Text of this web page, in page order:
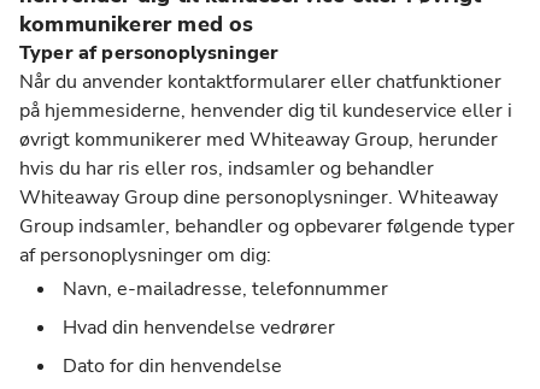
kommunikerer med os
Typer af personoplysninger
Når du anvender kontaktformularer eller chatfunktioner
på hjemmesiderne, henvender dig til kundeservice eller i
øvrigt kommunikerer med Whiteaway Group, herunder
hvis du har ris eller ros, indsamler og behandler
Whiteaway Group dine personoplysninger. Whiteaway
Group indsamler, behandler og opbevarer følgende typer
af personoplysninger om dig:
Navn, e-mailadresse, telefonnummer
Hvad din henvendelse vedrører
Dato for din henvendelse